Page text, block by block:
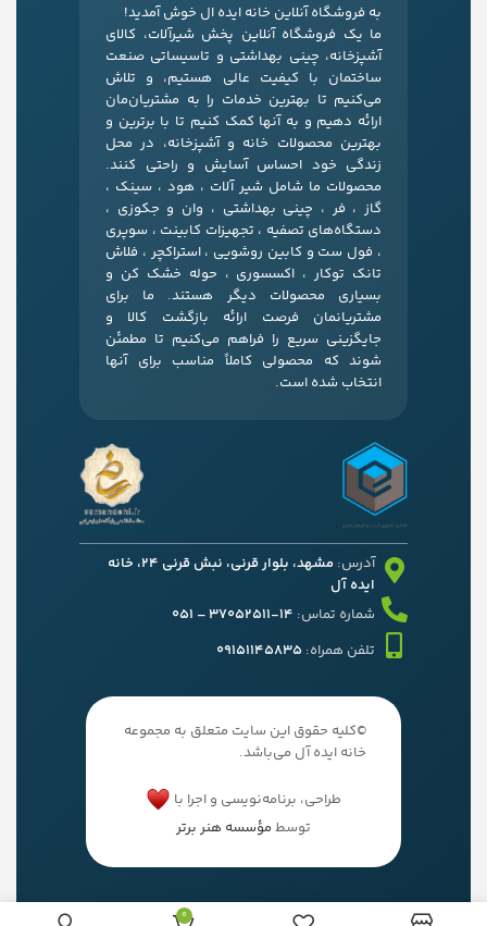
به فروشگاه آنلاین خانه ایده ال خوش آمدید!
ما یک فروشگاه آنلاین پخش شیرآلات، کالای
آشپزخانه، چینی بهداشتی و تاسیساتی صنعت
ساختمان با کیفیت عالی هستیم، و تلاش
می‌کنیم تا بهترین خدمات را به مشتریان‌مان
ارائه دهیم و به آنها کمک کنیم تا با برترین و
بهترین محصولات خانه و آشپزخانه، در محل
زندگی خود احساس آسایش و راحتی کنند.
محصولات ما شامل شیر آلات ، هود ، سینک ،
گاز ، فر ، چینی بهداشتی ، وان و جکوزی ،
دستگاه‌های تصفیه ، تجهیزات کابینت ، سوپری
، فول ست و کابین روشویی ، استراکچر ، فلاش
تانک توکار ، اکسسوری ، حوله خشک کن و
بسیاری محصولات دیگر هستند. ما برای
مشتریانمان فرصت ارائه بازگشت کالا و
جایگزینی سریع را فراهم می‌کنیم تا مطمئن
شوند که محصولی کاملاً مناسب برای آنها
انتخاب شده است.
آدرس:
مشهد، بلوار قرنی، نبش قرنی 24، خانه
ایده آل
شماره تماس: 14-37052511 – 051
تلفن همراه: 09151145835
©کلیه حقوق این سایت متعلق به مجموعه
خانه ایده آل می‌باشد.
طراحی، برنامه‌نویسی و اجرا با
توسط مؤسسه هنر برتر
0